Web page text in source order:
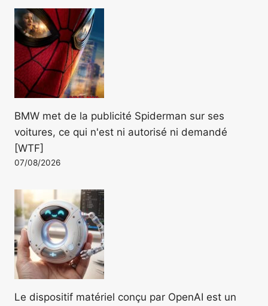
BMW met de la publicité Spiderman sur ses
voitures, ce qui n'est ni autorisé ni demandé
[WTF]
07/08/2026
Le dispositif matériel conçu par OpenAI est un